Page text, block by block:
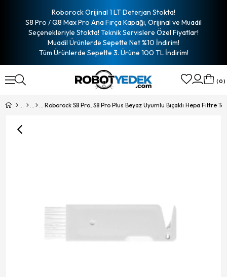
Roborock Orijinal 1 LT Deterjan Stokta!
S8 Pro / Q8 Max Pro Ana Fırça Kapağı, Orijinal ve Muadil
Seçenekleriyle Stokta! Teknik Servislere Özel Fiyatlar!
Muadil Ürünlerde Sepette Net %10 İndirim!
Tüm Ürünlerde Sepette 3. Ürüne 100 TL İndirim!
0